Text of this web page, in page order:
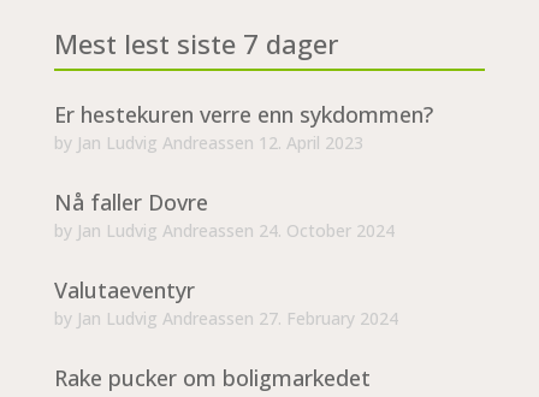
Mest lest siste 7 dager
Er hestekuren verre enn sykdommen?
by Jan Ludvig Andreassen 12. April 2023
Nå faller Dovre
by Jan Ludvig Andreassen 24. October 2024
Valutaeventyr
by Jan Ludvig Andreassen 27. February 2024
Rake pucker om boligmarkedet